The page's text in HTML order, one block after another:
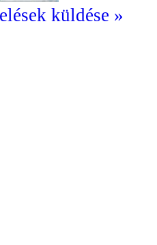
küldése »